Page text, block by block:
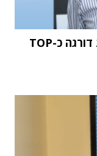
מחקר STKI השנתי: וואן טכנולוגיות דורגה כ-TOP